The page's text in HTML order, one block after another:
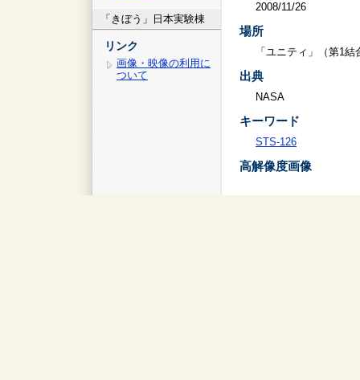
「きぼう」日本実験棟
リンク
画像・映像の利用に
ついて
2008/11/26
場所
「ユニティ」（第1結
出典
NASA
キーワード
STS-126
高解像度画像